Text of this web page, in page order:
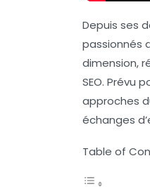
Depuis ses
passionnés
dimension,
SEO. Prévu
approches
échanges
Table of